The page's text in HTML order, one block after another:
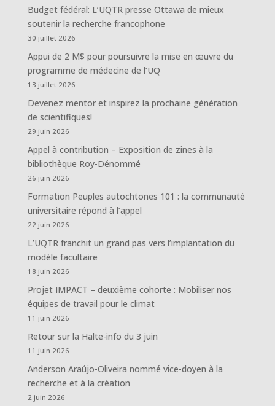
Budget fédéral: L’UQTR presse Ottawa de mieux
soutenir la recherche francophone
30 juillet 2026
Appui de 2 M$ pour poursuivre la mise en œuvre du
programme de médecine de l’UQ
13 juillet 2026
Devenez mentor et inspirez la prochaine génération
de scientifiques!
29 juin 2026
Appel à contribution – Exposition de zines à la
bibliothèque Roy-Dénommé
26 juin 2026
Formation Peuples autochtones 101 : la communauté
universitaire répond à l’appel
22 juin 2026
L’UQTR franchit un grand pas vers l’implantation du
modèle facultaire
18 juin 2026
Projet IMPACT – deuxième cohorte : Mobiliser nos
équipes de travail pour le climat
11 juin 2026
Retour sur la Halte-info du 3 juin
11 juin 2026
Anderson Araújo-Oliveira nommé vice-doyen à la
recherche et à la création
2 juin 2026